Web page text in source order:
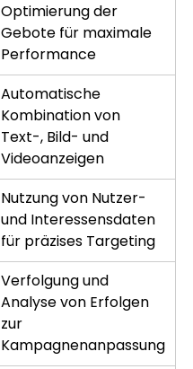
Optimierung der
Gebote für maximale
Performance
Automatische
Kombination von
Text-, Bild- und
Videoanzeigen
Nutzung von Nutzer-
und Interessensdaten
für präzises Targeting
Verfolgung und
Analyse von Erfolgen
zur
Kampagnenanpassung